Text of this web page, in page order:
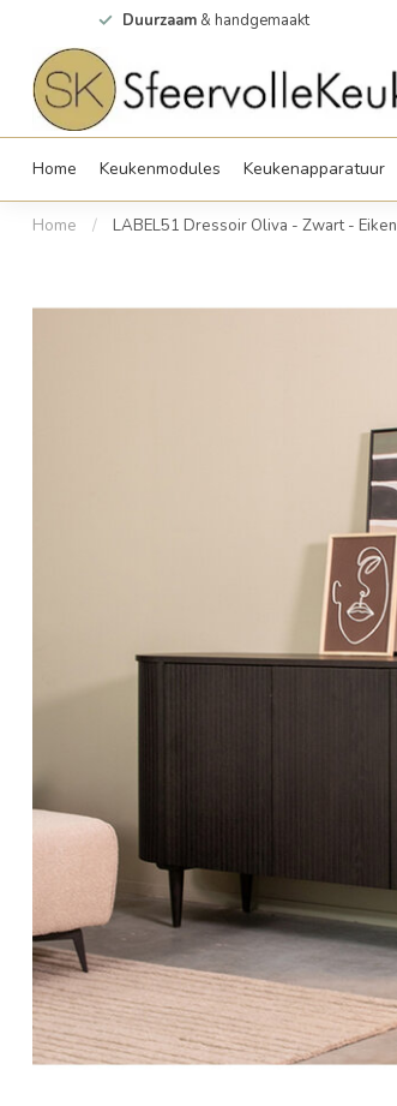
Duurzaam & handgemaakt
Home Keukenmodules Keukenapparatuur
Home / LABEL51 Dressoir Oliva - Zwart - Eiken